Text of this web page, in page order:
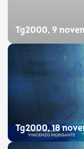
Tg2000, 9
Tg2000, 18